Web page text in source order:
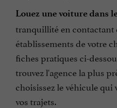
Louez une voiture dans
tranquillité en contactant
établissements de votre
fiches pratiques ci-
trouvez l'agence la plus
choisissez le véhicule
vos trajets.